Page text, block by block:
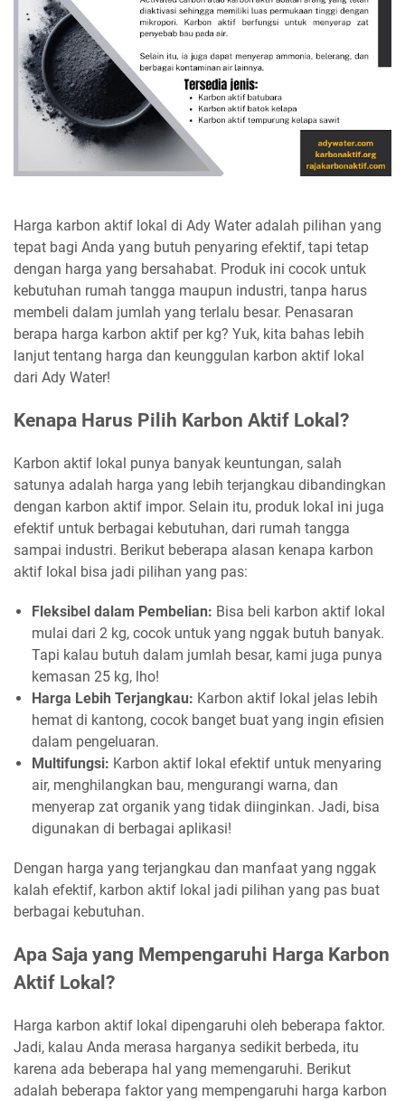
Harga karbon aktif lokal di Ady Water adalah pilihan yang
tepat bagi Anda yang butuh penyaring efektif, tapi tetap
dengan harga yang bersahabat. Produk ini cocok untuk
kebutuhan rumah tangga maupun industri, tanpa harus
membeli dalam jumlah yang terlalu besar. Penasaran
berapa harga karbon aktif per kg? Yuk, kita bahas lebih
lanjut tentang harga dan keunggulan karbon aktif lokal
dari Ady Water!
Kenapa Harus Pilih Karbon Aktif Lokal?
Karbon aktif lokal punya banyak keuntungan, salah
satunya adalah harga yang lebih terjangkau dibandingkan
dengan karbon aktif impor. Selain itu, produk lokal ini juga
efektif untuk berbagai kebutuhan, dari rumah tangga
sampai industri. Berikut beberapa alasan kenapa karbon
aktif lokal bisa jadi pilihan yang pas:
Fleksibel dalam Pembelian: Bisa beli karbon aktif lokal
mulai dari 2 kg, cocok untuk yang nggak butuh banyak.
Tapi kalau butuh dalam jumlah besar, kami juga punya
kemasan 25 kg, lho!
Harga Lebih Terjangkau: Karbon aktif lokal jelas lebih
hemat di kantong, cocok banget buat yang ingin efisien
dalam pengeluaran.
Multifungsi: Karbon aktif lokal efektif untuk menyaring
air, menghilangkan bau, mengurangi warna, dan
menyerap zat organik yang tidak diinginkan. Jadi, bisa
digunakan di berbagai aplikasi!
Dengan harga yang terjangkau dan manfaat yang nggak
kalah efektif, karbon aktif lokal jadi pilihan yang pas buat
berbagai kebutuhan.
Apa Saja yang Mempengaruhi Harga Karbon
Aktif Lokal?
Harga karbon aktif lokal dipengaruhi oleh beberapa faktor.
Jadi, kalau Anda merasa harganya sedikit berbeda, itu
karena ada beberapa hal yang memengaruhi. Berikut
adalah beberapa faktor yang mempengaruhi harga karbon